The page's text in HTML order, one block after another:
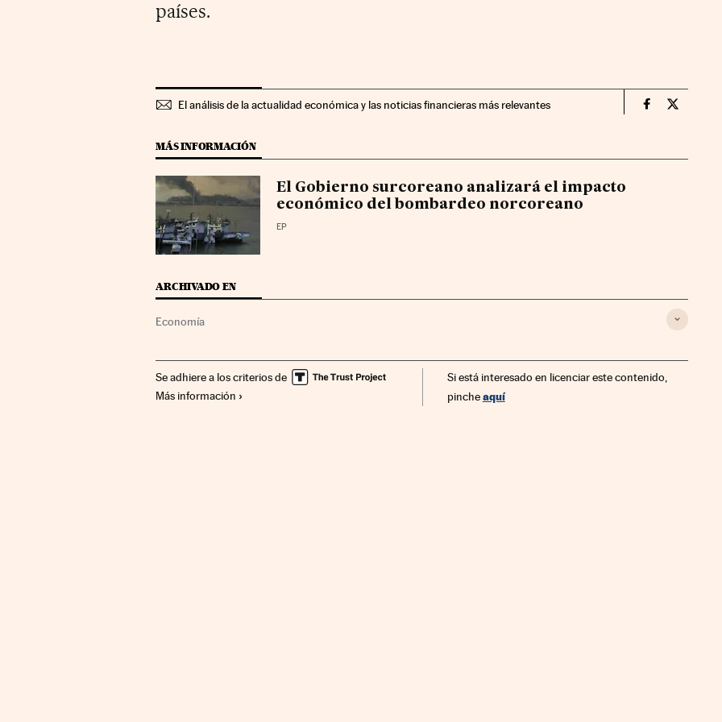
países.
El análisis de la actualidad económica y las noticias financieras más relevantes Economia
MÁS INFORMACIÓN
El Gobierno surcoreano analizará el impacto
económico del bombardeo norcoreano
EP
ARCHIVADO EN
Economía
Se adhiere a los criterios de
Más información
Si está interesado en licenciar este contenido,
pincheaquí